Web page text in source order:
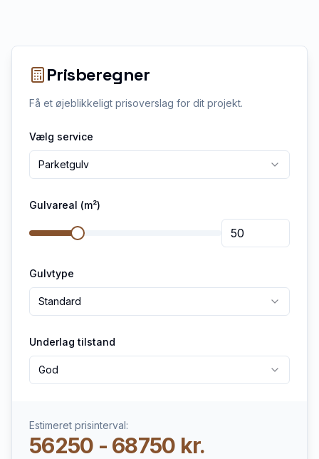
Prisberegner
Få et øjeblikkeligt prisoverslag for dit projekt.
Vælg service
Parketgulv
Gulvareal (m²)
Gulvtype
Standard
Underlag tilstand
God
Estimeret prisinterval:
56250 - 68750 kr.